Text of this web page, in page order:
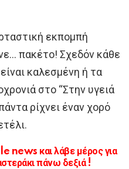
εκπομπή
πακέτο! Σχεδόν κάθε
καλεσμένη ή τα
στο “Στην υγειά
ρίχνει έναν χορό
news και λάβε μέρος για
πάνω δεξιά !